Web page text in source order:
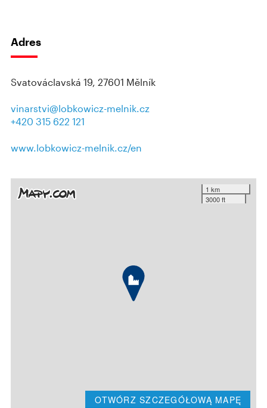
Adres
Svatováclavská 19, 27601 Mělník
vinarstvi@lobkowicz-melnik.cz
+420 315 622 121
www.lobkowicz-melnik.cz/en
1 km
3000 ft
OTWÓRZ SZCZEGÓŁOWĄ MAPĘ